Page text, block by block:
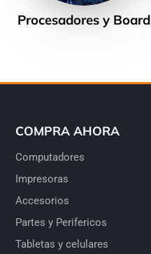
Procesadores y Board
COMPRA AHORA
Computadores
Impresoras
Accesorios
Partes y Perifericos
Tabletas y celulares